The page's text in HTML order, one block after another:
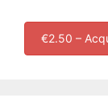
€2.50 –